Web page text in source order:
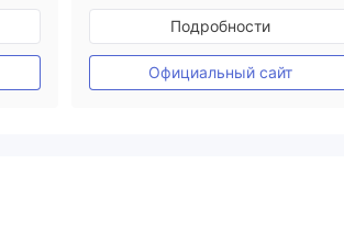
Регулирование в Австралия
Маркет-Мейкинг (MM)
Основной стандарт MT4
Подробности
Официальный сайт